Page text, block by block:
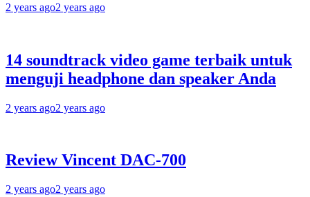
2 years ago2 years ago
14 soundtrack video game terbaik untuk
menguji headphone dan speaker Anda
2 years ago2 years ago
Review Vincent DAC-700
2 years ago2 years ago